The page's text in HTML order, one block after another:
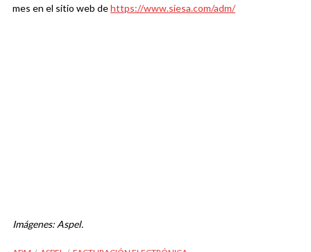
mes en el sitio web dehttps://www.siesa.com/adm/
Imágenes: Aspel.